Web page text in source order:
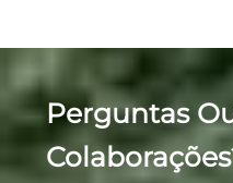
Perguntas